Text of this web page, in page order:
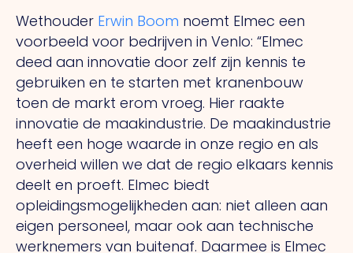
Wethouder Erwin Boom noemt Elmec een
voorbeeld voor bedrijven in Venlo: “Elmec
deed aan innovatie door zelf zijn kennis te
gebruiken en te starten met kranenbouw
toen de markt erom vroeg. Hier raakte
innovatie de maakindustrie. De maakindustrie
heeft een hoge waarde in onze regio en als
overheid willen we dat de regio elkaars kennis
deelt en proeft. Elmec biedt
opleidingsmogelijkheden aan: niet alleen aan
eigen personeel, maar ook aan technische
werk­nemers van buitenaf. Daarmee is Elmec